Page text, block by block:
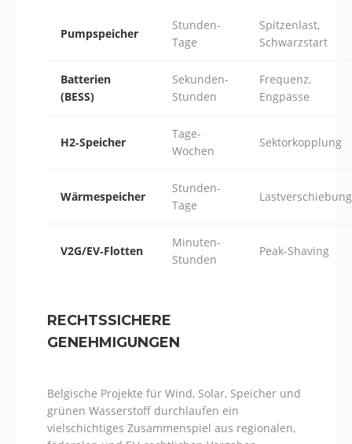
Pumpspeicher
Stunden-
Tage
Spitzenlast,
Schwarzstart
Batterien
(BESS)
Sekunden-
Stunden
Frequenz,
Engpässe
H2‑Speicher
Tage-
Wochen
Sektorkopplung
Wärmespeicher
Stunden-
Tage
Lastverschiebung
V2G/EV‑Flotten
Minuten-
Stunden
Peak‑Shaving
RECHTSSICHERE
GENEHMIGUNGEN
Belgische Projekte für Wind, Solar, Speicher und
grünen Wasserstoff durchlaufen ein
vielschichtiges Zusammenspiel aus regionalen,